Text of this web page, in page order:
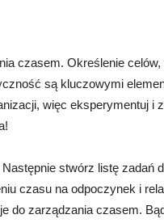
czasem. Określenie
są kluczowymi
więc eksperymentuj i
stwórz listę zadań
czasu na odpoczynek i
do zarządzania czasem.